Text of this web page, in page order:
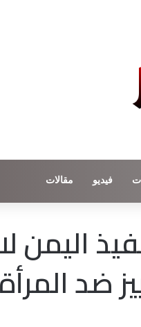
فيديو مقالات
اليمن
ضد